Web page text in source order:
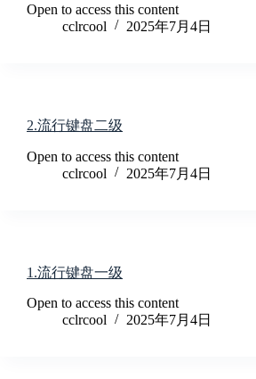
Open to access this content
cclrcool
2025年7月4日
2.流行键盘二级
Open to access this content
cclrcool
2025年7月4日
1.流行键盘一级
Open to access this content
cclrcool
2025年7月4日